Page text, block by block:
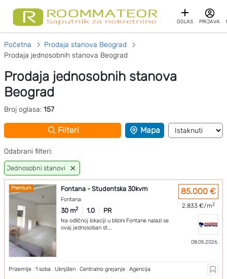
OGLAS PRIJAVA
Početna
Prodaja stanova Beograd
Prodaja jednosobnih stanova Beograd
Prodaja jednosobnih stanova
Beograd
Broj oglasa: 157
Filteri Mapa
Odabrani filteri:
Jednosobni stanovi
Premium Fontana - Studentska 30kvm
Fontana
30 m2 1.0 PR
Na odličnoj lokaciji u blizini Fontane nalazi se
ovaj jednosoban st...
85.000 €
2.833 €/m2
08.05.2026.
Prizemlje 1 soba Uknjižen Centralno grejanje Agencija